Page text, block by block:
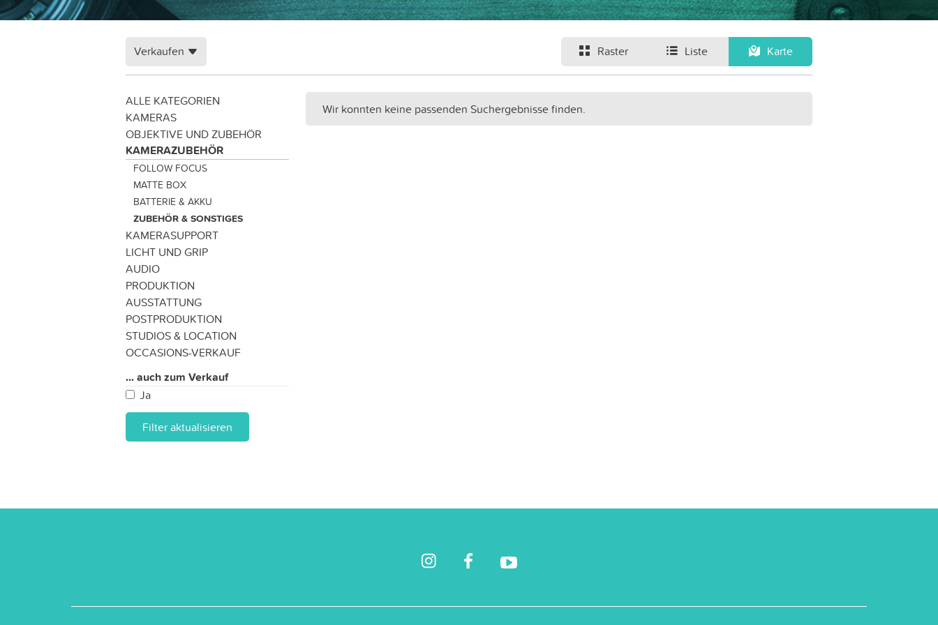
Raster Liste Karte
Verkaufen
ALLE KATEGORIEN
KAMERAS
OBJEKTIVE UND ZUBEHÖR
KAMERAZUBEHÖR
FOLLOW FOCUS
MATTE BOX
BATTERIE & AKKU
ZUBEHÖR & SONSTIGES
KAMERASUPPORT
LICHT UND GRIP
AUDIO
PRODUKTION
AUSSTATTUNG
POSTPRODUKTION
STUDIOS & LOCATION
OCCASIONS-VERKAUF
... auch zum Verkauf
Ja
Filter aktualisieren
Wir konnten keine passenden Suchergebnisse finden.